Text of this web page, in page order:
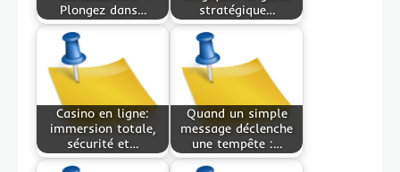
Plongez dans…
stratégique…
Casino en ligne:
immersion totale,
sécurité et…
Quand un simple
message déclenche
une tempête :…